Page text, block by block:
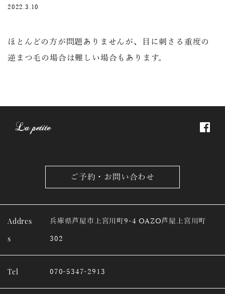
2022.3.10
ほとんどの方が問題ありませんが、目に刺さる重度の
逆まつ毛の場合は難しい場合もあります。
ご予約・お問い合わせ
Addres
s
兵庫県芦屋市上宮川町9-4 OAZO芦屋上宮川町
302
Tel 070-5347-2913